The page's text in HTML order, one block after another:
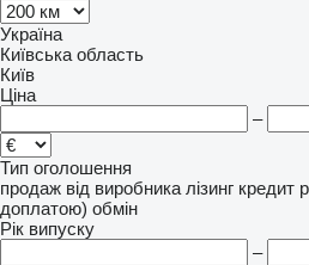
Україна
Київська область
Київ
Ціна
–
Тип оголошення
продаж від виробника лізинг кредит
доплатою) обмін
Рік випуску
–